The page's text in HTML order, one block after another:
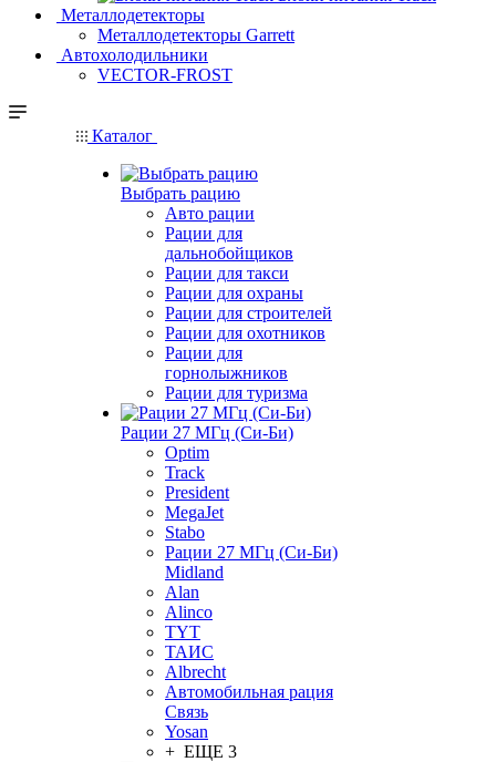
Металлодетекторы
Металлодетекторы Garrett
Автохолодильники
VECTOR-FROST
Каталог
Выбрать рацию
Авто рации
Рации для
дальнобойщиков
Рации для такси
Рации для охраны
Рации для строителей
Рации для охотников
Рации для
горнолыжников
Рации для туризма
Рации 27 МГц (Си-Би)
Optim
Track
President
MegaJet
Stabo
Рации 27 МГц (Си-Би)
Midland
Alan
Alinco
TYT
ТАИС
Albrecht
Автомобильная рация
Связь
Yosan
+ ЕЩЕ 3